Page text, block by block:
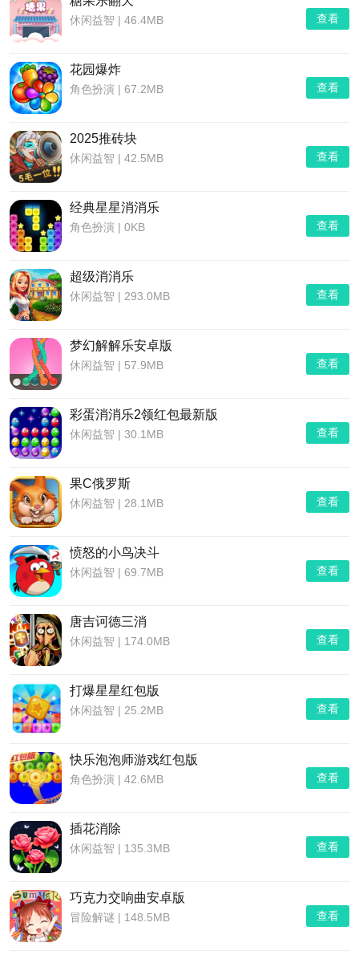
休闲益智 | 46.4MB 查看
花园爆炸
角色扮演 | 67.2MB 查看
2025推砖块
休闲益智 | 42.5MB 查看
经典星星消消乐
角色扮演 | 0KB 查看
超级消消乐
休闲益智 | 293.0MB 查看
梦幻解解乐安卓版
休闲益智 | 57.9MB 查看
彩蛋消消乐2领红包最新版
休闲益智 | 30.1MB 查看
果C俄罗斯
休闲益智 | 28.1MB 查看
愤怒的小鸟决斗
休闲益智 | 69.7MB 查看
唐吉诃德三消
休闲益智 | 174.0MB 查看
打爆星星红包版
休闲益智 | 25.2MB 查看
快乐泡泡师游戏红包版
角色扮演 | 42.6MB 查看
插花消除
休闲益智 | 135.3MB 查看
巧克力交响曲安卓版
冒险解谜 | 148.5MB 查看